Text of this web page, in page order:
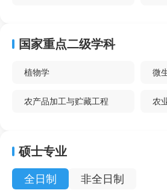
国家重点二级学科
植物学 微
农产品加工与贮藏工程 农
硕士专业
全日制 非全日制